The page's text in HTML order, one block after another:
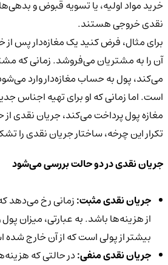
خرید مواد اولیه، یا تسویه قبوض و
نقدی خروجی هستند.
برای مثال، فرض کنید یک مغازه‌دار پس از
آن را به مشتریان می‌فروشد. زمانی که
می‌کند، پول به حساب مغازه‌دار وارد
است. اما زمانی که او برای تهیه اجناس
مغازه پول پرداخت می‌کند، جریان نقدی
تکرار این چرخه، ساختار جریان نقدی را
جریان نقدی در دو حالت بررسی می‌شود
جریان نقدی مثبت:زمانی رخ می‌دهد
از هزینه‌ها باشد. به عبارتی، میزان
بیشتر از پولی است که از آن خارج شده
جریان نقدی منفی:در حالتی که